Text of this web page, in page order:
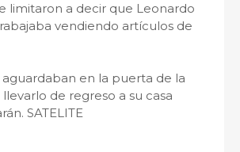
limitaron a decir que Leonardo
vendiendo artículos de
aguardaban en la puerta de la
de regreso a su casa
SATELITE